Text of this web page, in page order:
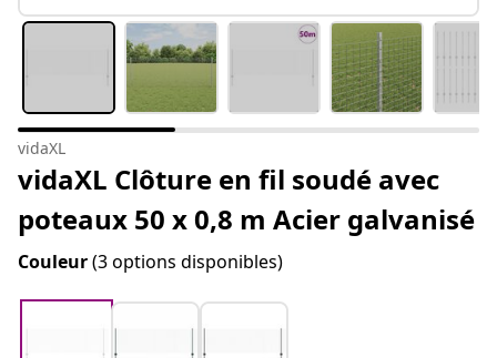
vidaXL
vidaXL Clôture en fil soudé avec
poteaux 50 x 0,8 m Acier galvanisé
Couleur(3 options disponibles)